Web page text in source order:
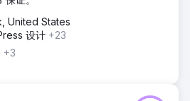
United States
设计 +23
+3